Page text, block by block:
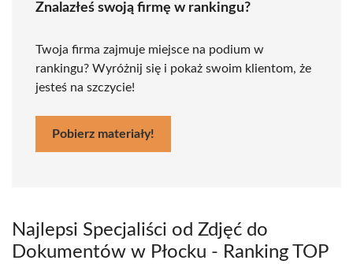
Znalazłeś swoją firmę w rankingu?
Twoja firma zajmuje miejsce na podium w
rankingu? Wyróżnij się i pokaż swoim klientom, że
jesteś na szczycie!
Pobierz materiały!
Najlepsi Specjaliści od Zdjęć do
Dokumentów w Płocku - Ranking TOP